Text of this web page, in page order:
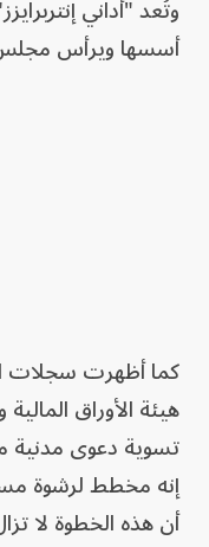
وتُعد "أداني
أسسها ويرأس مجلس
كما أظهرت سجلات
هيئة الأوراق
تسوية دعوى مدنية
إنه مخطط لرشوة
أن هذه الخطوة لا